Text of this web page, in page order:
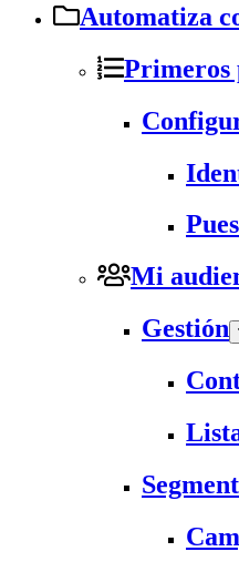
Automatiza
Primeros
Mi
Gestión